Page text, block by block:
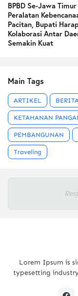
BPBD Se-Jawa
Peralatan
Pacitan, Bupati
Kolaborasi Antar
Semakin Kuat
Main Tags
ARTIKEL
KETAHANAN
PEMBANGUNAN
Traveling
Lorem Ipsum is
typesetting